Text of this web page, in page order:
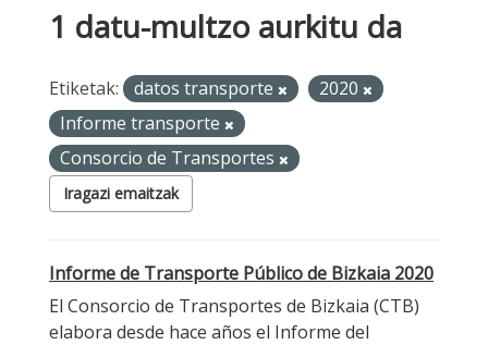
1 datu-multzo aurkitu da
Etiketak: datos transporte
2020
Informe transporte
Consorcio de Transportes
Iragazi emaitzak
Informe de Transporte Público de Bizkaia 2020
El Consorcio de Transportes de Bizkaia (CTB)
elabora desde hace años el Informe del